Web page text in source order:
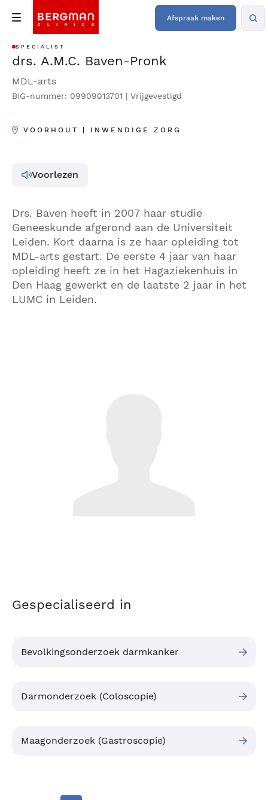
Afspraak maken
SPECIALIST
drs. A.M.C. Baven-Pronk
MDL-arts
BIG-nummer: 09909013701 | Vrijgevestigd
VOORHOUT | INWENDIGE ZORG
Voorlezen
Drs. Baven heeft in 2007 haar studie
Geneeskunde afgerond aan de Universiteit
Leiden. Kort daarna is ze haar opleiding tot
MDL-arts gestart. De eerste 4 jaar van haar
opleiding heeft ze in het Hagaziekenhuis in
Den Haag gewerkt en de laatste 2 jaar in het
LUMC in Leiden.
Gespecialiseerd in
Bevolkingsonderzoek darmkanker
Darmonderzoek (Coloscopie)
Maagonderzoek (Gastroscopie)